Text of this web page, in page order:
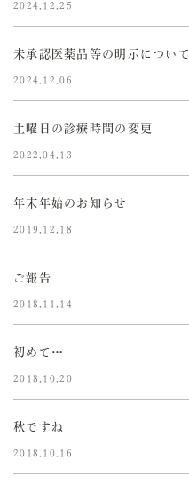
2024.12.25
未承認医薬品等の明示について
2024.12.06
土曜日の診療時間の変更
2022.04.13
年末年始のお知らせ
2019.12.18
ご報告
2018.11.14
初めて…
2018.10.20
秋ですね
2018.10.16